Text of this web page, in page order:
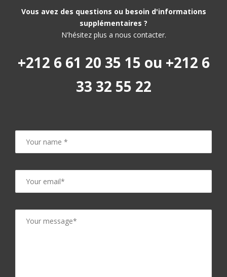
Vous avez des questions ou besoin d'informations
supplémentaires ?
N'hésitez plus a nous contacter.
+212 6 61 20 35 15 ou +212 6
33 32 55 22